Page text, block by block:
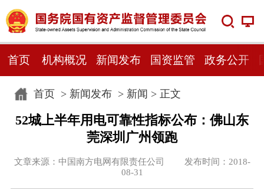
首页 机构概况 新闻发布 国资监管 政务公开
首页> 新闻发布> 新闻 > 正文
52城上半年用电可靠性指标公布：佛山东
莞深圳广州领跑
文章来源：中国南方电网有限责任公司 发布时间：2018-
08-31